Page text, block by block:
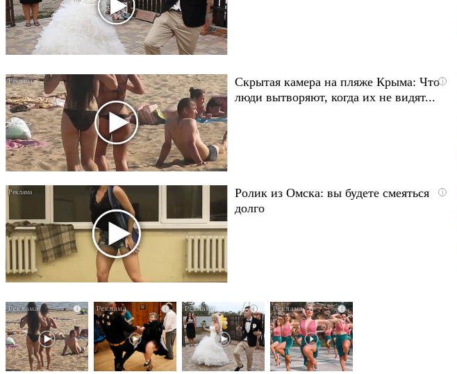
i
Скрытая камера на пляже Крыма: Что
люди вытворяют, когда их не видят...
i
Ролик из Омска: вы будете смеяться
долго
i i i i